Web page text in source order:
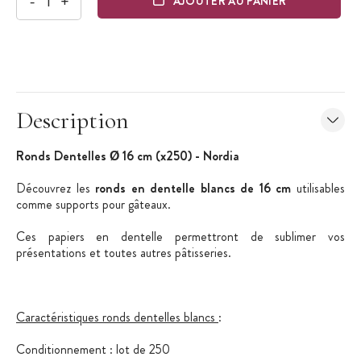
Description
Ronds Dentelles Ø 16 cm (x250) - Nordia
Découvrez les ronds en dentelle blancs de 16 cm utilisables
comme supports pour gâteaux.
Ces papiers en dentelle permettront de sublimer vos
présentations et toutes autres pâtisseries.
Caractéristiques ronds dentelles blancs :
Conditionnement : lot de 250